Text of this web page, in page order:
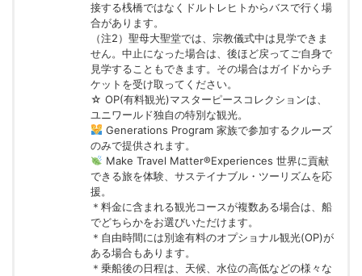
接する桟橋ではなくドルトレヒトからバスで行く場
合があります。
（注2）聖母大聖堂では、宗教儀式中は見学できま
せん。中止になった場合は、後ほど戻ってご自身で
見学することもできます。その場合はガイドからチ
ケットを受け取ってください。
☆ OP(有料観光)マスターピースコレクションは、
ユニワールド独自の特別な観光。
Generations Program 家族で参加するクルーズ
のみで提供されます。
Make Travel Matter®Experiences 世界に貢献
できる旅を体験、サステイナブル・ツーリズムを応
援。
＊料金に含まれる観光コースが複数ある場合は、船
でどちらかをお選びいただけます。
＊自由時間には別途有料のオプショナル観光(OP)が
ある場合もあります。
＊乗船後の日程は、天候、水位の高低などの様々な